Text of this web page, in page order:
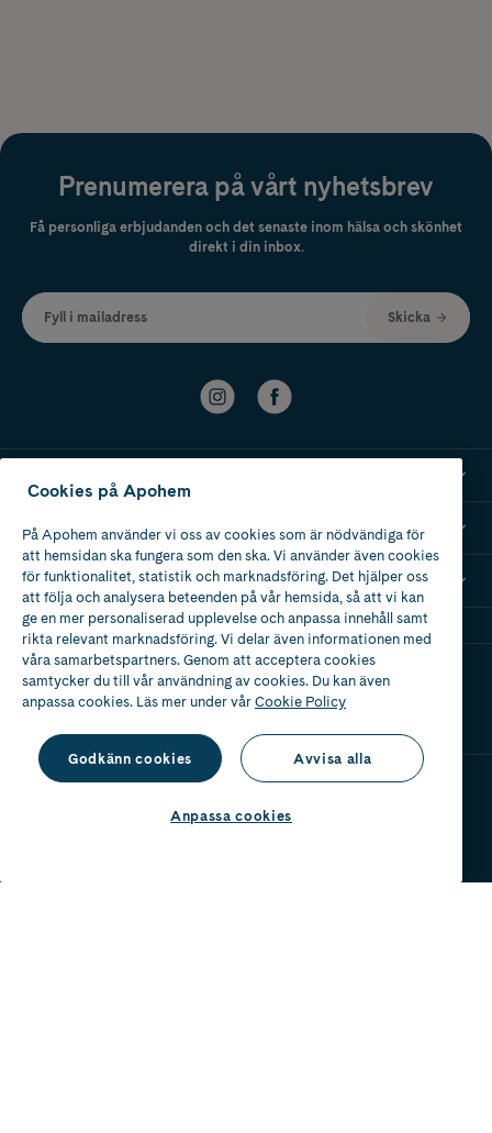
Prenumerera på vårt nyhetsbrev
Få personliga erbjudanden och det senaste inom hälsa och skönhet
direkt i din inbox.
Fyll i mailadress Skicka
Om Apohem
Mina recept
Ladda ner vår app
Apotek med tillstånd
av Läkemedelsverket
Cookies på Apohem
På Apohem använder vi oss av cookies som är nödvändiga för
att hemsidan ska fungera som den ska. Vi använder även cookies
för funktionalitet, statistik och marknadsföring. Det hjälper oss
att följa och analysera beteenden på vår hemsida, så att vi kan
ge en mer personaliserad upplevelse och anpassa innehåll samt
rikta relevant marknadsföring. Vi delar även informationen med
våra samarbetspartners. Genom att acceptera cookies
samtycker du till vår användning av cookies. Du kan även
anpassa cookies. Läs mer under vårCookie Policy
Godkänn cookies Avvisa alla
Anpassa cookies